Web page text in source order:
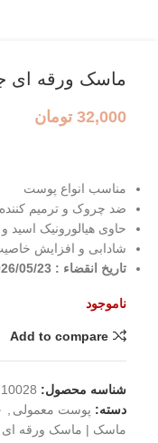
ماسک ورقه ای
32,000 تومان
مناسب انواع پوست
ضد چروک و ترمیم کننده
حاوی هیالورونیک اسید
شادابی و افزایش
تاریخ انقضاء : 2026/05/23
ناموجود
Add to compare
شناسه محصول: 10028
دسته: پوست معمولی
ماسک | ماسک ورقه ای